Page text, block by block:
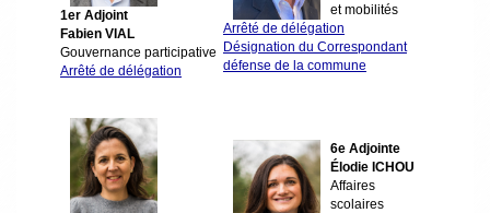
1er Adjoint
Fabien VIAL
Gouvernance participative
Arrêté de délégation
et mobilités
Arrêté de délégation
Désignation du Correspondant
défense de la commune
6e Adjointe
Élodie ICHOU
Affaires
scolaires